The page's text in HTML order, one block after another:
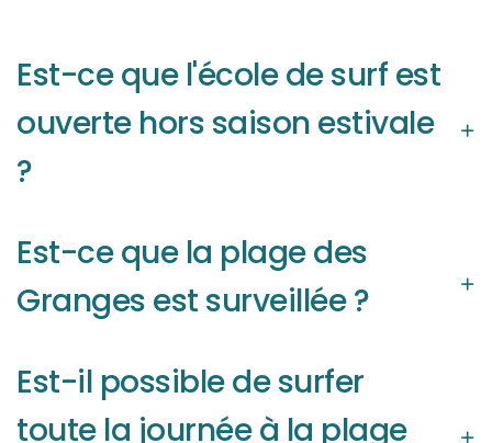
Est-ce que l'école de surf est
ouverte hors saison estivale
?
Est-ce que la plage des
Granges est surveillée ?
Est-il possible de surfer
toute la journée à la plage